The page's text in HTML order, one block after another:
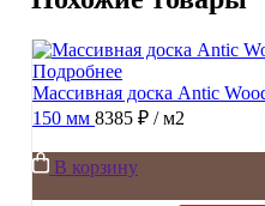
Подробнее
Массивная доска Antic
150 мм 8385 ₽ / м2
В корзину